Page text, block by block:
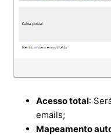
Acesso total:
emails;
Mapeamento